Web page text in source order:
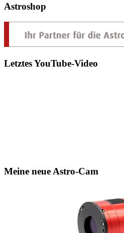
Astroshop
Letztes YouTube-Video
Meine neue Astro-Cam